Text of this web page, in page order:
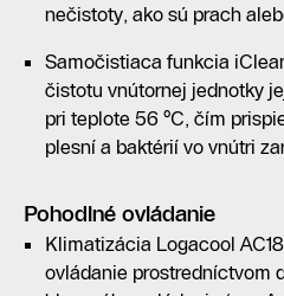
nečistoty, ako sú prach
Samočistiaca funkcia
čistotu vnútornej jednotky
pri teplote 56 °C, čím
plesní a baktérií vo vnútri
Pohodlné ovládanie
Klimatizácia Logacool
ovládanie prostredníctvom